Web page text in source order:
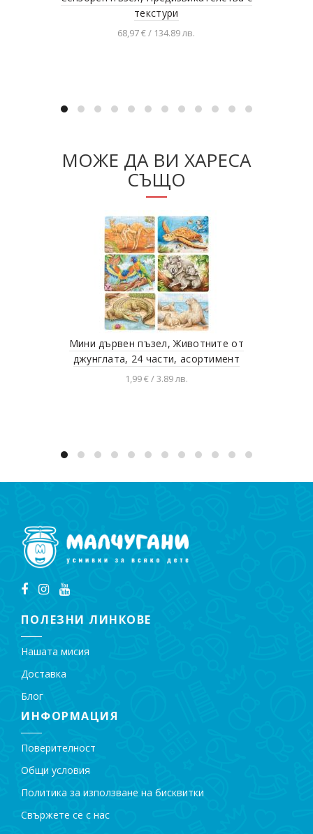
текстури
68,97 € / 134.89 лв.
МОЖЕ ДА ВИ ХАРЕСА
СЪЩО
Мини дървен пъзел, Животните от
джунглата, 24 части, асортимент
1,99 € / 3.89 лв.
ПОЛЕЗНИ ЛИНКОВЕ
Нашата мисия
Доставка
Блог
ИНФОРМАЦИЯ
Поверителност
Общи условия
Политика за използване на бисквитки
Свържете се с нас